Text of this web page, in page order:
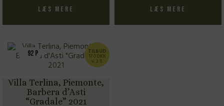
Læs mere Læs mere
92 P
Villa Terlina, Piemonte,
Barbera d’Asti
“Gradale” 2021
TILBUD
170 DKK
v. 3 fl.